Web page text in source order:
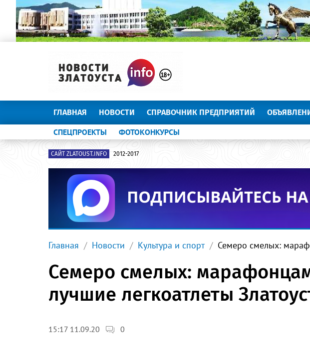
ГЛАВНАЯ НОВОСТИ СПРАВОЧНИК ПРЕДПРИЯТИЙ
СПЕЦПРОЕКТЫ ФОТОКОНКУРСЫ
САЙТ ZLATOUST.INFO 2012-2017
Главная Новости Культура и спорт Семеро смелых:
Семеро смелых:
лучшие легкоатлеты
15:17 11.09.20 0